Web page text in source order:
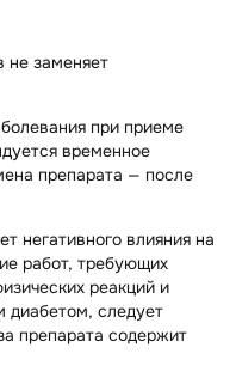
не заменяет
при приеме
временное
препарата — после
негативного влияния на
работ, требующих
реакций и
следует
препарата содержит